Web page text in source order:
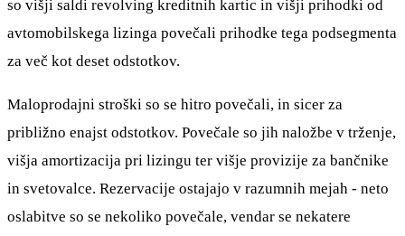
so višji saldi revolving kreditnih kartic in višji prihodki od
avtomobilskega lizinga povečali prihodke tega podsegmenta
za več kot deset odstotkov.
Maloprodajni stroški so se hitro povečali, in sicer za
približno enajst odstotkov. Povečale so jih naložbe v trženje,
višja amortizacija pri lizingu ter višje provizije za bančnike
in svetovalce. Rezervacije ostajajo v razumnih mejah - neto
oslabitve so se nekoliko povečale, vendar se nekatere